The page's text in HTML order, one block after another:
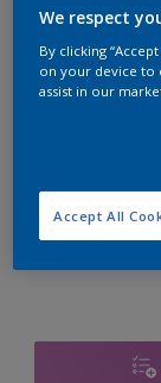
Format
We respect
By clicking
on your device to
assist in our
Accept All